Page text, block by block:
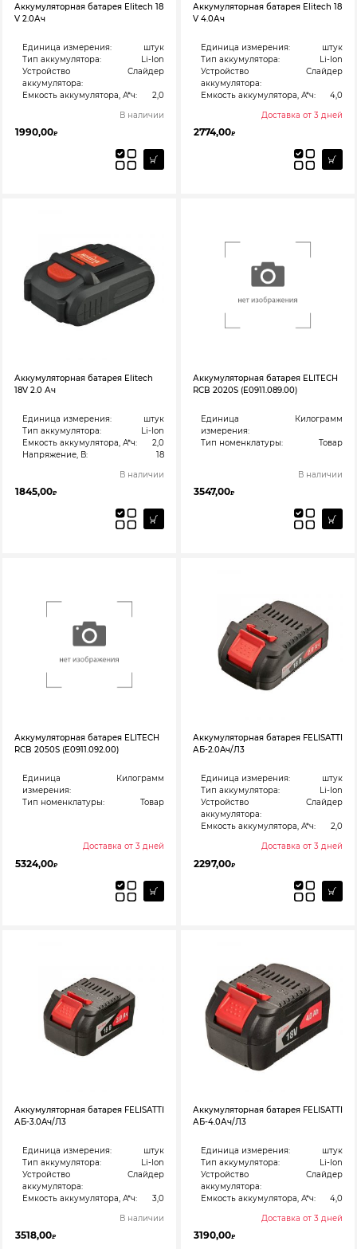
Аккумуляторная батарея Elitech 18
V 2.0Ач
Единица измерения:
штук
Тип аккумулятора:
Li-Ion
Устройство
аккумулятора:
Слайдер
Емкость аккумулятора, А*ч:
2,0
В наличии
1990,00₽
Аккумуляторная батарея Elitech 18
V 4.0Ач
Единица измерения:
штук
Тип аккумулятора:
Li-Ion
Устройство
аккумулятора:
Слайдер
Емкость аккумулятора, А*ч:
4,0
Доставка от 3 дней
2774,00₽
Аккумуляторная батарея Elitech
18V 2.0 Ач
Единица измерения:
штук
Тип аккумулятора:
Li-Ion
Емкость аккумулятора, А*ч:
2,0
Напряжение, В:
18
В наличии
1845,00₽
Аккумуляторная батарея ELITECH
RCB 2020S (E0911.089.00)
Единица
измерения:
Килограмм
Тип номенклатуры: Товар
В наличии
3547,00₽
Аккумуляторная батарея ELITECH
RCB 2050S (E0911.092.00)
Единица
измерения:
Килограмм
Тип номенклатуры: Товар
Доставка от 3 дней
5324,00₽
Аккумуляторная батарея FELISATTI
АБ-2.0Aч/Л3
Единица измерения:
штук
Тип аккумулятора:
Li-Ion
Устройство
аккумулятора:
Слайдер
Емкость аккумулятора, А*ч:
2,0
Доставка от 3 дней
2297,00₽
Аккумуляторная батарея FELISATTI
АБ-3.0Aч/Л3
Единица измерения:
штук
Тип аккумулятора:
Li-Ion
Устройство
аккумулятора:
Слайдер
Емкость аккумулятора, А*ч:
3,0
В наличии
3518,00₽
Аккумуляторная батарея FELISATTI
АБ-4.0Ач/Л3
Единица измерения:
штук
Тип аккумулятора:
Li-Ion
Устройство
аккумулятора:
Слайдер
Емкость аккумулятора, А*ч:
4,0
Доставка от 3 дней
3190,00₽